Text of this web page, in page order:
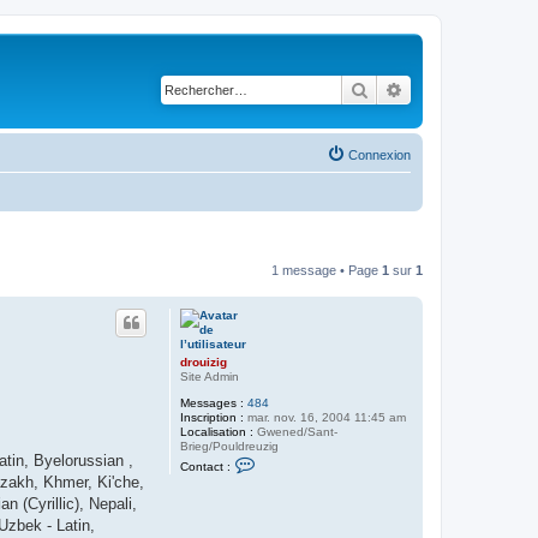
Rechercher
Connexion
1 message • Page 1 sur 1
drouizig
Site Admin
Messages : 484
Inscription : mar. nov. 16, 2004 11:45 am
Localisation : Gwened/Sant-
Brieg/Pouldreuzig
Contact :
Byelorussian ,
Khmer, Ki'che,
(Cyrillic), Nepali,
- Latin,